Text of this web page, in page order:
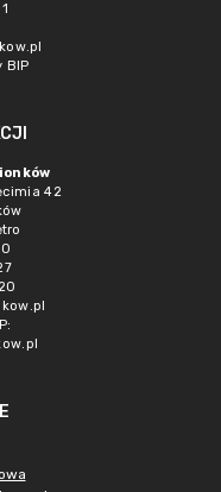
BIP
42